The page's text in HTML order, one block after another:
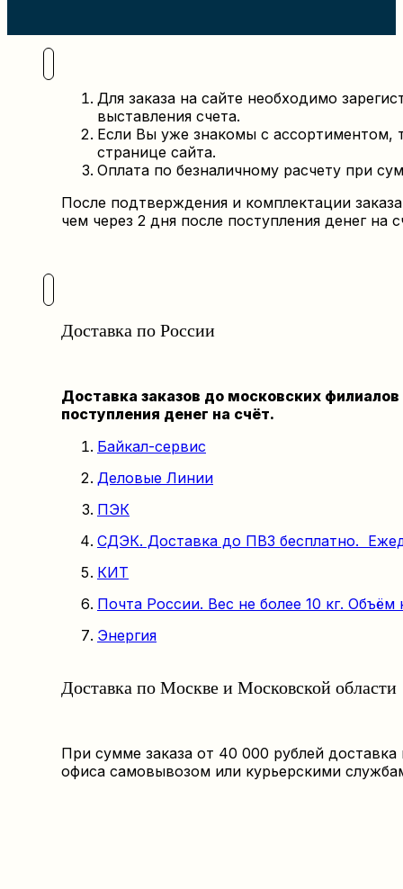
Для заказа на сайте необходимо
выставления счета.
Если Вы уже знакомы с ассортиментом,
странице сайта.
Оплата по безналичному расчету при
После подтверждения и комплектации
чем через 2 дня после поступления денег на
Доставка по России
Доставка заказов до московских
поступления денег на счёт.
Байкал-сервис
Деловые Линии
ПЭК
СДЭК. Доставка до ПВЗ бесплатно.
КИТ
Почта России. Вес не более 10 кг. Объём
Энергия
Доставка по Москве и Московской области
При сумме заказа от 40 000 рублей
офиса самовывозом или курьерскими